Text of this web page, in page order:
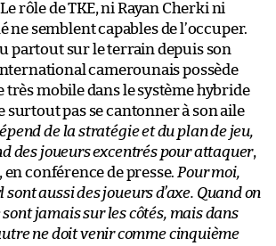
rôle de TKE, ni Rayan Cherki ni
ne semblent capables de l’occuper.
partout sur le terrain depuis son
camerounais possède
très mobile dans le système hybride
surtout pas se cantonner à son aile
de la stratégie et du plan de jeu,
des joueurs excentrés pour attaquer,
conférence de presse. Pour moi,
aussi des joueurs d’axe. Quand on
jamais sur les côtés, mais dans
ne doit venir comme cinquième